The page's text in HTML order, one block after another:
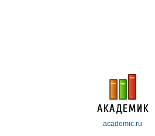
academic.ru